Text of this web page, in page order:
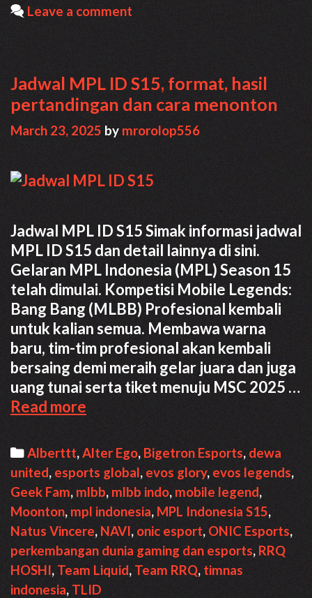
Leave a comment
Jadwal MPL ID S15, format, hasil
pertandingan dan cara menonton
March 23, 2025 by mrorolop556
Jadwal MPL ID S15 Simak informasi jadwal
MPL ID S15 dan detail lainnya di sini.
Gelaran MPL Indonesia (MPL) Season 15
telah dimulai. Kompetisi Mobile Legends:
Bang Bang (MLBB) Profesional kembali
untuk kalian semua. Membawa warna
baru, tim-tim profesional akan kembali
bersaing demi meraih gelar juara dan juga
uang tunai serta tiket menuju MSC 2025 …
Read moreJadwal
MPL
ID
S15,
format,
hasil
pertandingan
dan
cara
menonton
Categories
Alberttt,Alter Ego, Bigetron Esports, dewa
united,esports global, evos glory, evos legends,
Geek Fam, mlbb, mlbb indo, mobile legend,
Moonton,mpl indonesia, MPL Indonesia S15,
Natus Vincere, NAVI, onic esport, ONIC Esports,
perkembangan dunia gaming dan esports, RRQ
HOSHI, Team Liquid, Team RRQ, timnas
indonesia,TLID